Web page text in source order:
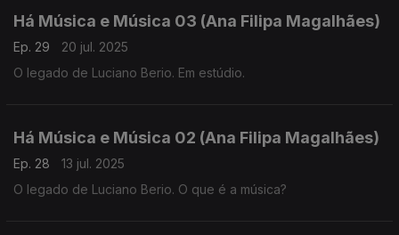
Há Música e Música 03 (Ana Filipa Magalhães)
Ep. 29
20 jul. 2025
O legado de Luciano Berio. Em estúdio.
Há Música e Música 02 (Ana Filipa Magalhães)
Ep. 28
13 jul. 2025
O legado de Luciano Berio. O que é a música?